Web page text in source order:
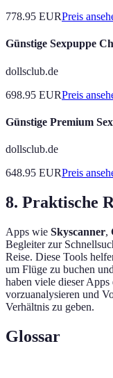
778.95 EURPreis
Günstige Sexpuppe
dollsclub.de
698.95 EURPreis
Günstige Premium
dollsclub.de
648.95 EURPreis
8. Praktische
Apps wie Skyscanner,
Begleiter zur
Reise. Diese Tools
um Flüge zu buchen
haben viele dieser
vorzuanalysieren und
Verhältnis zu geben.
Glossar